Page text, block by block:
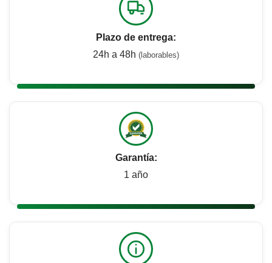
Plazo de entrega:
24h a 48h (laborables)
Garantía:
1 año